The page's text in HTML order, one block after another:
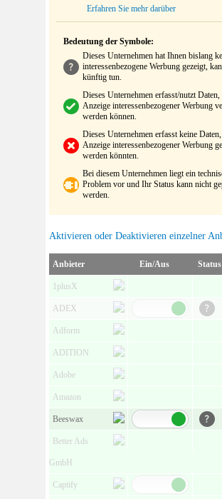
Erfahren Sie mehr darüber
Bedeutung der Symbole:
Dieses Unternehmen hat Ihnen bislang
interessenbezogene Werbung gezeigt,
künftig tun.
Dieses Unternehmen erfasst/nutzt
Anzeige interessenbezogener Werbung
werden können.
Dieses Unternehmen erfasst keine
Anzeige interessenbezogener Werbung
werden könnten.
Bei diesem Unternehmen liegt ein
Problem vor und Ihr Status kann nicht
werden.